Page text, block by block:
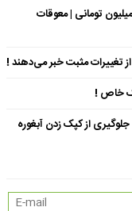
تامین اجتماعی چشم انتظار معوقات 4 میلیون تومانی | معوقات
خاص !
از کپک زدن آبغوره